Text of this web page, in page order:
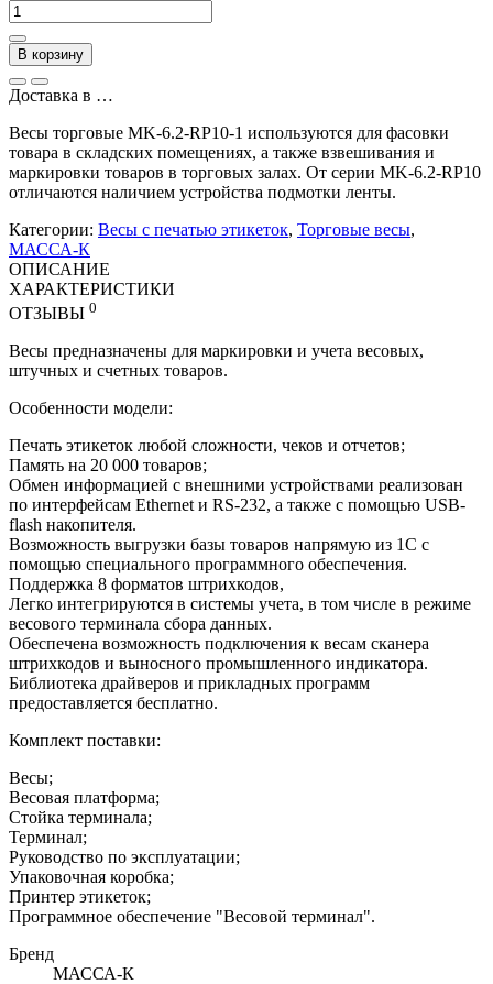
В корзину
Доставка в …
Весы торговые MK-6.2-RP10-1 используются для фасовки
товара в складских помещениях, а также взвешивания и
маркировки товаров в торговых залах. От серии MK-6.2-RP10
отличаются наличием устройства подмотки ленты.
Категории: Весы с печатью этикеток, Торговые весы,
МАССА-К
ОПИСАНИЕ
ХАРАКТЕРИСТИКИ
ОТЗЫВЫ 0
Весы предназначены для маркировки и учета весовых,
штучных и счетных товаров.
Особенности модели:
Печать этикеток любой сложности, чеков и отчетов;
Память на 20 000 товаров;
Обмен информацией с внешними устройствами реализован
по интерфейсам Ethernet и RS-232, а также с помощью USB-
flash накопителя.
Возможность выгрузки базы товаров напрямую из 1С с
помощью специального программного обеспечения.
Поддержка 8 форматов штрихкодов,
Легко интегрируются в системы учета, в том числе в режиме
весового терминала сбора данных.
Обеспечена возможность подключения к весам сканера
штрихкодов и выносного промышленного индикатора.
Библиотека драйверов и прикладных программ
предоставляется бесплатно.
Комплект поставки:
Весы;
Весовая платформа;
Стойка терминала;
Терминал;
Руководство по эксплуатации;
Упаковочная коробка;
Принтер этикеток;
Программное обеспечение "Весовой терминал".
Бренд
МАССА-К